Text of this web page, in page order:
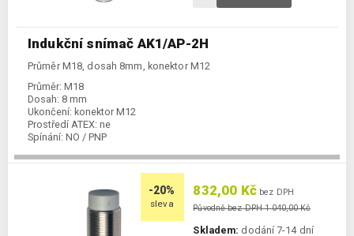
Indukční snímač AK1/AP-2H
Průměr M18, dosah 8mm, konektor M12
Průměr: M18
Dosah: 8 mm
Ukončení: konektor M12
Prostředí ATEX: ne
Spínání: NO / PNP
-20%
sleva
832,00 Kč bez DPH
Původně bez DPH 1 040,00 Kč
Skladem: dodání 7-14 dní